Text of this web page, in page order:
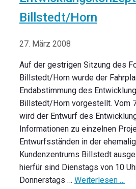
Billstedt/Horn
27. März 2008
Auf der gestrigen Sitzung des
Billstedt/Horn wurde der
Endabstimmung des
Billstedt/Horn vorgestellt. Vom
wird der Entwurf des
Informationen zu einzelnen
Entwurfsständen in der
Kundenzentrums Billstedt
hierfür sind Dienstags von 10
Donnerstags … Weiterlesen …